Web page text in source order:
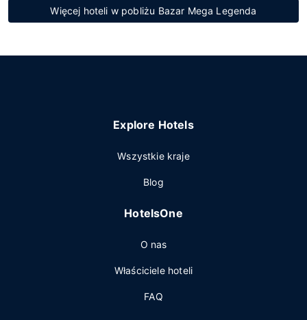
Więcej hoteli w pobliżu Bazar Mega Legenda
Explore Hotels
Wszystkie kraje
Blog
HotelsOne
O nas
Właściciele hoteli
FAQ